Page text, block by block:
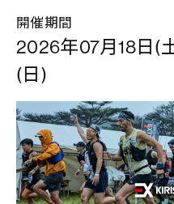
開催期間
2026年07月18日(
(日)